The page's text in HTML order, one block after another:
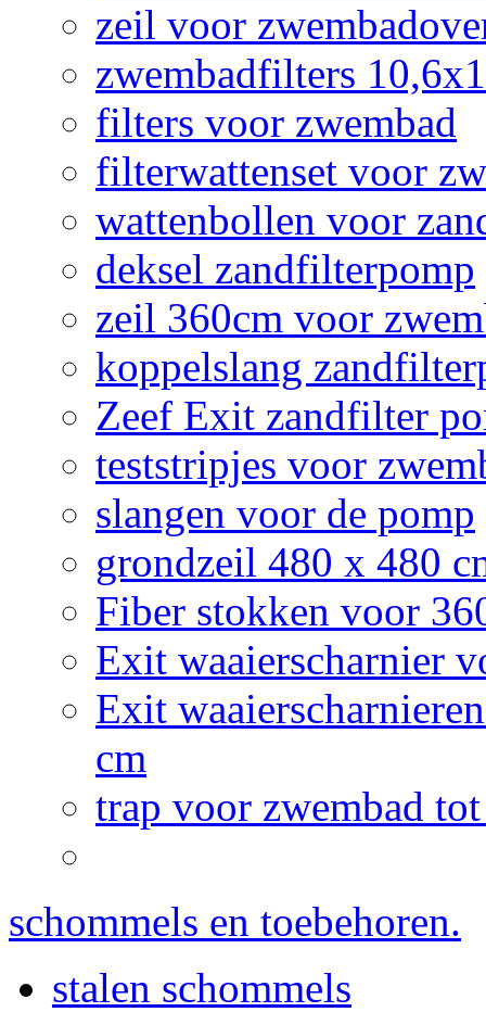
zeil voor
zwembadfilters
filters voor zwembad
filterwattenset voor
wattenbollen voor
deksel zandfilterpomp
zeil 360cm voor
koppelslang
Zeef Exit zandfilter
teststripjes voor
slangen voor de pomp
grondzeil 480 x 480
Fiber stokken voor
Exit waaierscharnier
Exit
cm
trap voor zwembad
schommels en toebehoren.
stalen schommels